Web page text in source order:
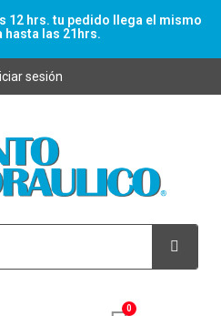
12 hrs. tu pedido llega el mismo
hasta las 21hrs.
sesión